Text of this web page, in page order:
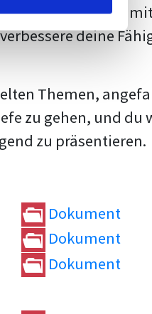
Tipps und Tricks
deine
Themen,
zu gehen, und du
zu präsentieren.
Dokument
Dokument
Dokument